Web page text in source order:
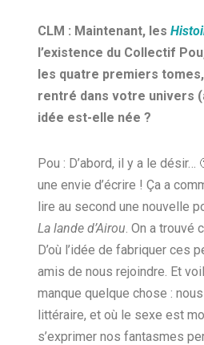
CLM : Maintenant, les
l’existence du Collectif
les quatre premiers
rentré dans votre univers
idée est-elle née ?
Pou : D’abord, il y a le désir…
une envie d’écrire ! Ça a
lire au second une nouvelle
La lande d’Airou. On a trouvé
D’où l’idée de fabriquer ces
amis de nous rejoindre. Et
manque quelque chose :
littéraire, et où le sexe est
s’exprimer nos fantasmes